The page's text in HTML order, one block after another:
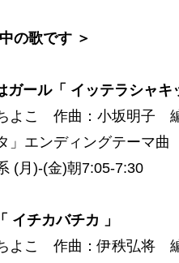
の歌です ＞
ガール「 イッテラシャキ
よこ 作曲：小坂明子
」エンディングテーマ曲
(月)-(金)朝7:05-7:30
イチカバチカ 」
よこ 作曲：伊秩弘将